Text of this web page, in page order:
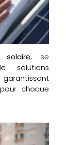
, se
solutions
chaque